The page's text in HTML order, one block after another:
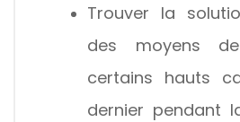
Trouver la
des moyens
certains hauts
dernier pendant